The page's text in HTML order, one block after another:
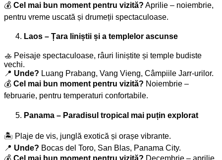
💰 Cel mai bun moment pentru vizită? Aprilie – noiembrie,
pentru vreme uscată și drumeții spectaculoase.
Laos – Țara liniștii și a templelor ascunse
🚣 Peisaje spectaculoase, râuri liniștite și temple budiste
vechi.
📍 Unde? Luang Prabang, Vang Vieng, Câmpiile Jarr-urilor.
💰 Cel mai bun moment pentru vizită? Noiembrie –
februarie, pentru temperaturi confortabile.
Panama – Paradisul tropical mai puțin explorat
🏝️ Plaje de vis, junglă exotică și orașe vibrante.
📍 Unde? Bocas del Toro, San Blas, Panama City.
💰 Cel mai bun moment pentru vizită? Decembrie – aprilie,